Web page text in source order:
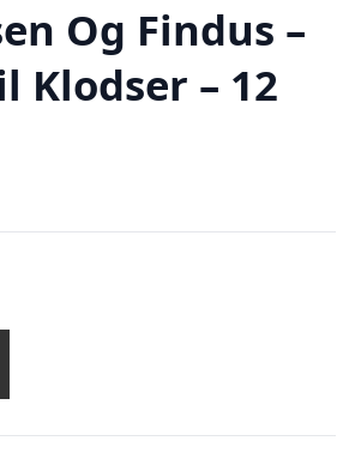
Og Findus –
Klodser – 12